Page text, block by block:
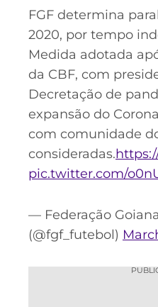
ATLÉTICO
MG
CRUZEIRO
FGF determina
2020, por tempo
Medida adotada
da CBF, com
Decretação de
expansão do
com comunidade
consideradas.
pic.twitter.com/
— Federação
(@fgf_futebol)